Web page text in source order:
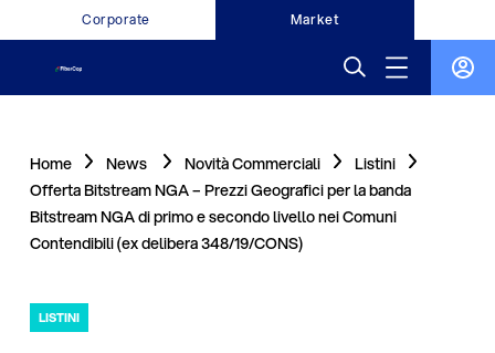
Corporate Market
Home News Novità Commerciali
Listini
Offerta Bitstream NGA – Prezzi Geografici per la banda
Bitstream NGA di primo e secondo livello nei Comuni
Contendibili (ex delibera 348/19/CONS)
LISTINI